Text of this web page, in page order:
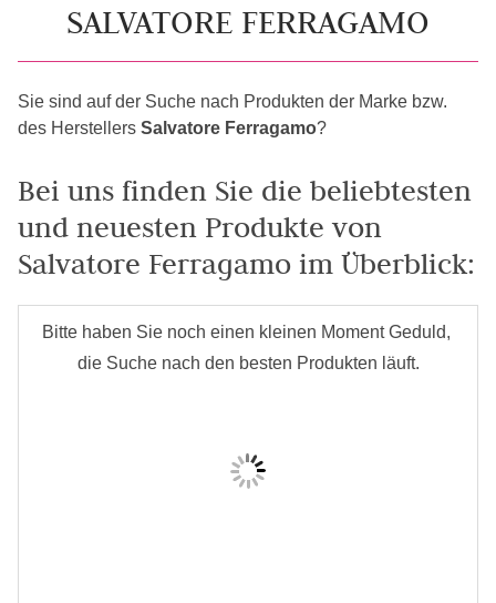
SALVATORE FERRAGAMO
Sie sind auf der Suche nach Produkten der Marke bzw.
des Herstellers Salvatore Ferragamo?
Bei uns finden Sie die beliebtesten
und neuesten Produkte von
Salvatore Ferragamo im Überblick: